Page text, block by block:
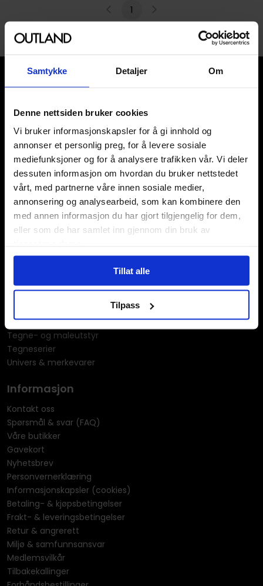
Samtykke Detaljer Om
Denne nettsiden bruker cookies
Vi bruker informasjonskapsler for å gi innhold og
annonser et personlig preg, for å levere sosiale
mediefunksjoner og for å analysere trafikken vår. Vi deler
dessuten informasjon om hvordan du bruker nettstedet
vårt, med partnerne våre innen sosiale medier,
annonsering og analysearbeid, som kan kombinere den
med annen informasjon du har gjort tilgjengelig for dem,
eller som de har samlet inn gjennom din bruk av
Tillat alle
Tilpass
1
Våre kategorier
Brettspill
Bøker
Godteri, mat & drikke
Hobby & fritid
Klær
Kortspill & samlekort
LEGO
Merchandise & effekter
Miniatyrspill
Rollespill
Tegne- og maleutstyr
Tegneserier
Univers & merkevarer
Informasjon
Kontakt oss
Spørsmål & svar (FAQ)
Våre butikker
Gavekort
Nyhetsbrev
Personvernerklæring
Informasjonskapsler (cookies)
Betaling- & kjøpsbetingelser
Frakt- & leveringsbetingelser
Retur & angrerett
Miljø & samfunnsansvar
Medlemsvilkår
Tilbakekallinger